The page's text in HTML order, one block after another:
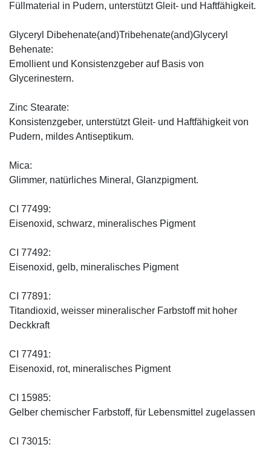
Füllmaterial in Pudern, unterstützt Gleit- und Haftfähigkeit.
Glyceryl Dibehenate(and)Tribehenate(and)Glyceryl
Behenate:
Emollient und Konsistenzgeber auf Basis von
Glycerinestern.
Zinc Stearate:
Konsistenzgeber, unterstützt Gleit- und Haftfähigkeit von
Pudern, mildes Antiseptikum.
Mica:
Glimmer, natürliches Mineral, Glanzpigment.
CI 77499:
Eisenoxid, schwarz, mineralisches Pigment
CI 77492:
Eisenoxid, gelb, mineralisches Pigment
CI 77891:
Titandioxid, weisser mineralischer Farbstoff mit hoher
Deckkraft
CI 77491:
Eisenoxid, rot, mineralisches Pigment
CI 15985:
Gelber chemischer Farbstoff, für Lebensmittel zugelassen
CI 73015: